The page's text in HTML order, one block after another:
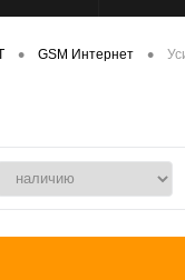
• GSM Интернет •